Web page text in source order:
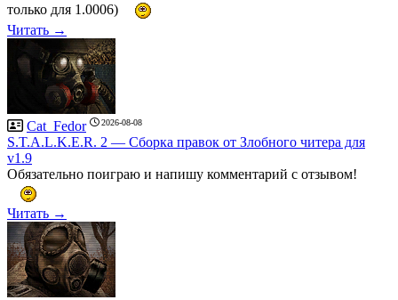
только для 1.0006)
Читать →
Cat_Fedor 2026-08-08
S.T.A.L.K.E.R. 2 — Сборка правок от Злобного читера для
v1.9
Обязательно поиграю и напишу комментарий с отзывом!
Читать →